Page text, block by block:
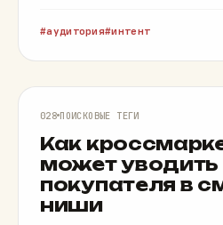
аудитория интент
КРОССМАРКЕТИНГ
028 ПОИСКОВЫЕ ТЕГИ
Как
может уводить
покупателя в
ниши